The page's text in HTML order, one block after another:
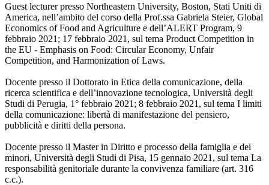
Guest lecturer presso Northeastern University, Boston, Stati Uniti di
America, nell’ambito del corso della Prof.ssa Gabriela Steier, Global
Economics of Food and Agriculture e dell’ALERT Program, 9
febbraio 2021; 17 febbraio 2021, sul tema Product Competition in
the EU - Emphasis on Food: Circular Economy, Unfair
Competition, and Harmonization of Laws.
Docente presso il Dottorato in Etica della comunicazione, della
ricerca scientifica e dell’innovazione tecnologica, Università degli
Studi di Perugia, 1° febbraio 2021; 8 febbraio 2021, sul tema I limiti
della comunicazione: libertà di manifestazione del pensiero,
pubblicità e diritti della persona.
Docente presso il Master in Diritto e processo della famiglia e dei
minori, Università degli Studi di Pisa, 15 gennaio 2021, sul tema La
responsabilità genitoriale durante la convivenza familiare (art. 316
c.c.).